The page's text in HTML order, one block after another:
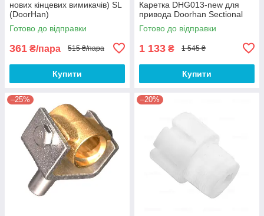
нових кінцевих вимикачів) SL
(DoorHan)
Готово до відправки
361 ₴/пара 515 ₴/пара
Купити
Каретка DHG013-new для
привода Doorhan Sectional
Готово до відправки
1 133 ₴ 1 545 ₴
Купити
–25% –20%